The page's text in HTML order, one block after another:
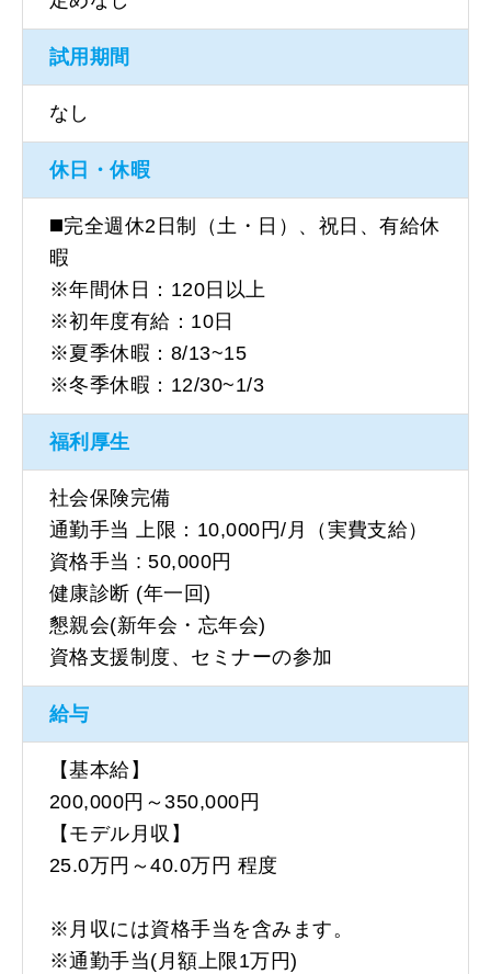
試用期間
なし
休日・休暇
◼️完全週休2日制（土・日）、祝日、有給休
暇
※年間休日：120日以上
※初年度有給：10日
※夏季休暇：8/13~15
※冬季休暇：12/30~1/3
福利厚生
社会保険完備
通勤手当 上限：10,000円/月（実費支給）
資格手当 : 50,000円
健康診断 (年一回)
懇親会(新年会・忘年会)
資格支援制度、セミナーの参加
給与
【基本給】
200,000円～350,000円
【モデル月収】
25.0万円～40.0万円 程度
※月収には資格手当を含みます。
※通勤手当(月額上限1万円)